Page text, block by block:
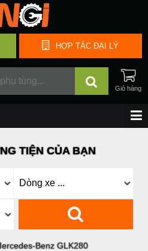
HỢP TÁC ĐẠI LÝ
TIỆN CỦA BẠN
Benz GLK280